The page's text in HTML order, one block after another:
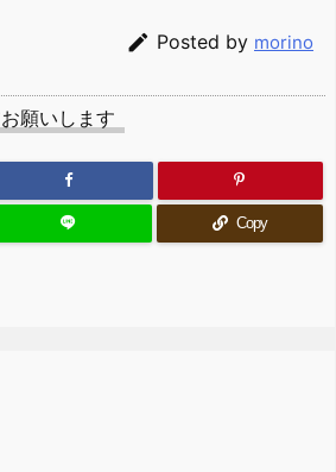
 Posted by morino
願いします
Copy